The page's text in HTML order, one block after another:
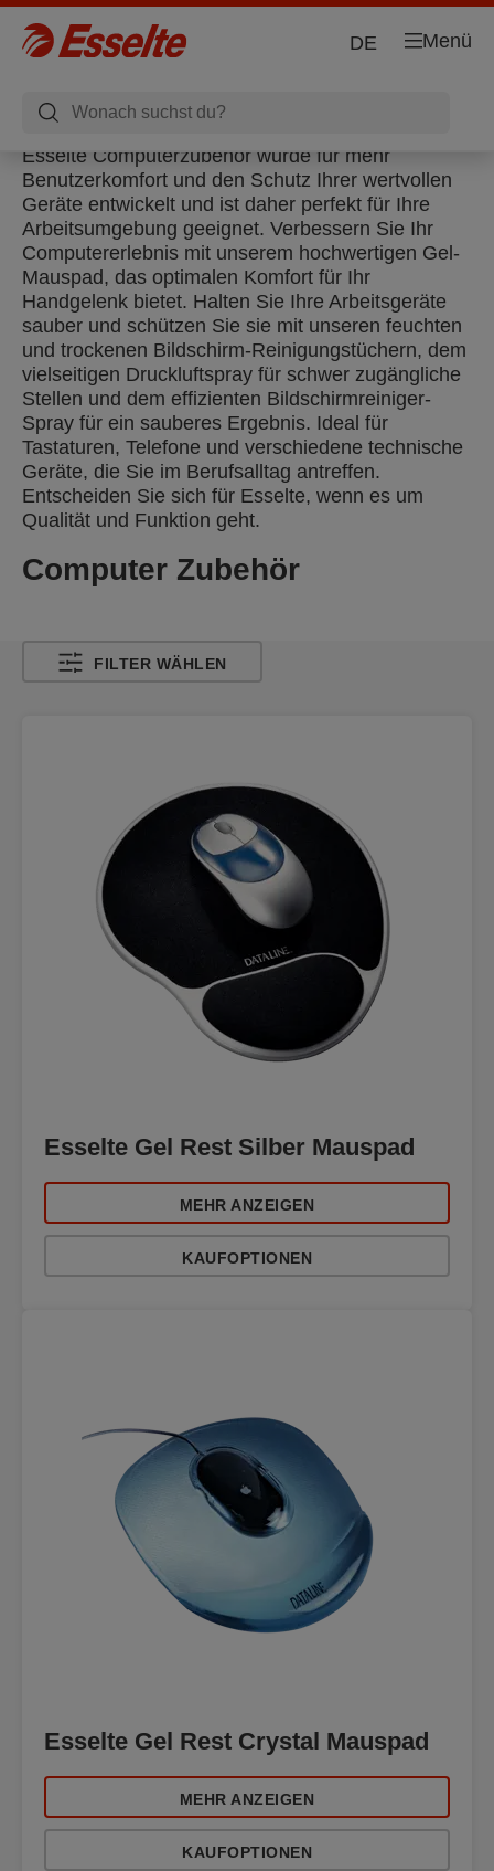
Menü
DE
Esselte Computerzubehör wurde für mehr
Benutzerkomfort und den Schutz Ihrer wertvollen
Geräte entwickelt und ist daher perfekt für Ihre
Arbeitsumgebung geeignet. Verbessern Sie Ihr
Computererlebnis mit unserem hochwertigen Gel-
Mauspad, das optimalen Komfort für Ihr
Handgelenk bietet. Halten Sie Ihre Arbeitsgeräte
sauber und schützen Sie sie mit unseren feuchten
und trockenen Bildschirm-Reinigungstüchern, dem
vielseitigen Druckluftspray für schwer zugängliche
Stellen und dem effizienten Bildschirmreiniger-
Spray für ein sauberes Ergebnis. Ideal für
Tastaturen, Telefone und verschiedene technische
Geräte, die Sie im Berufsalltag antreffen.
Entscheiden Sie sich für Esselte, wenn es um
Qualität und Funktion geht.
Computer Zubehör
FILTER WÄHLEN
Esselte Gel Rest Silber Mauspad
MEHR ANZEIGEN
KAUFOPTIONEN
Esselte Gel Rest Crystal Mauspad
MEHR ANZEIGEN
KAUFOPTIONEN